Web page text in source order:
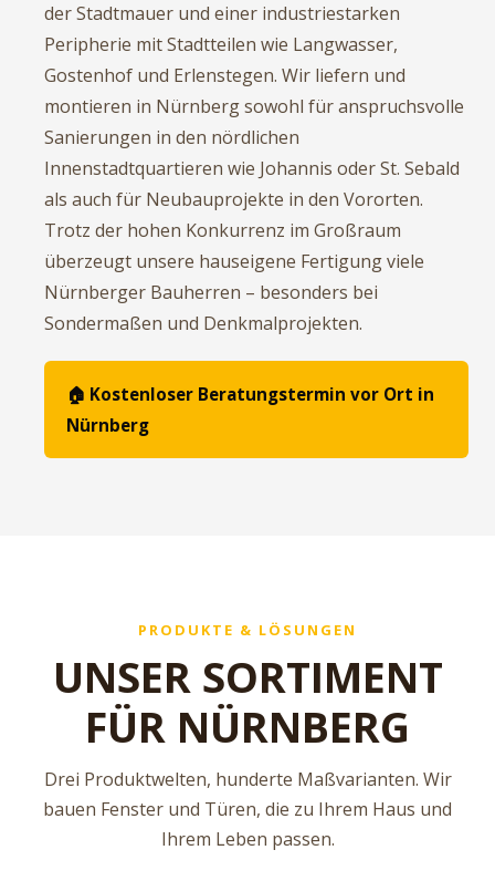
der Stadtmauer und einer industriestarken
Peripherie mit Stadtteilen wie Langwasser,
Gostenhof und Erlenstegen. Wir liefern und
montieren in Nürnberg sowohl für anspruchsvolle
Sanierungen in den nördlichen
Innenstadtquartieren wie Johannis oder St. Sebald
als auch für Neubauprojekte in den Vororten.
Trotz der hohen Konkurrenz im Großraum
überzeugt unsere hauseigene Fertigung viele
Nürnberger Bauherren – besonders bei
Sondermaßen und Denkmalprojekten.
🏠 Kostenloser Beratungstermin vor Ort in
Nürnberg
PRODUKTE & LÖSUNGEN
UNSER SORTIMENT
FÜR NÜRNBERG
Drei Produktwelten, hunderte Maßvarianten. Wir
bauen Fenster und Türen, die zu Ihrem Haus und
Ihrem Leben passen.